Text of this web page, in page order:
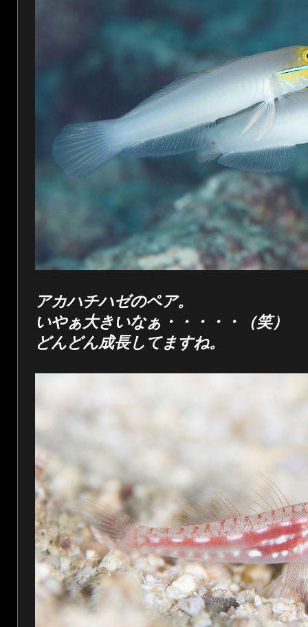
アカハチハゼのペア。
いやぁ大きいなぁ・・・・・（笑）
どんどん成長してますね。